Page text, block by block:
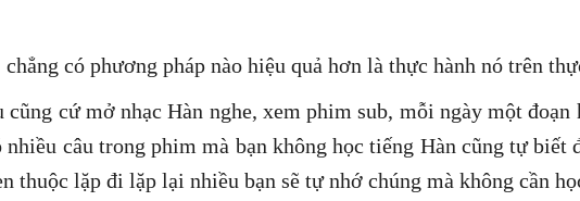
có phương pháp nào hiệu quả hơn là thực hành nó trên
cũng cứ mở nhạc Hàn nghe, xem phim sub, mỗi ngày một đoạn
nhiều câu trong phim mà bạn không học tiếng Hàn cũng tự biết
thuộc lặp đi lặp lại nhiều bạn sẽ tự nhớ chúng mà không cần